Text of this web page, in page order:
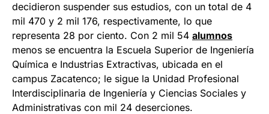
decidieron suspender sus estudios, con un total de 4
mil 470 y 2 mil 176, respectivamente, lo que
representa 28 por ciento. Con 2 mil 54 alumnos
menos se encuentra la Escuela Superior de Ingeniería
Química e Industrias Extractivas, ubicada en el
campus Zacatenco; le sigue la Unidad Profesional
Interdisciplinaria de Ingeniería y Ciencias Sociales y
Administrativas con mil 24 deserciones.